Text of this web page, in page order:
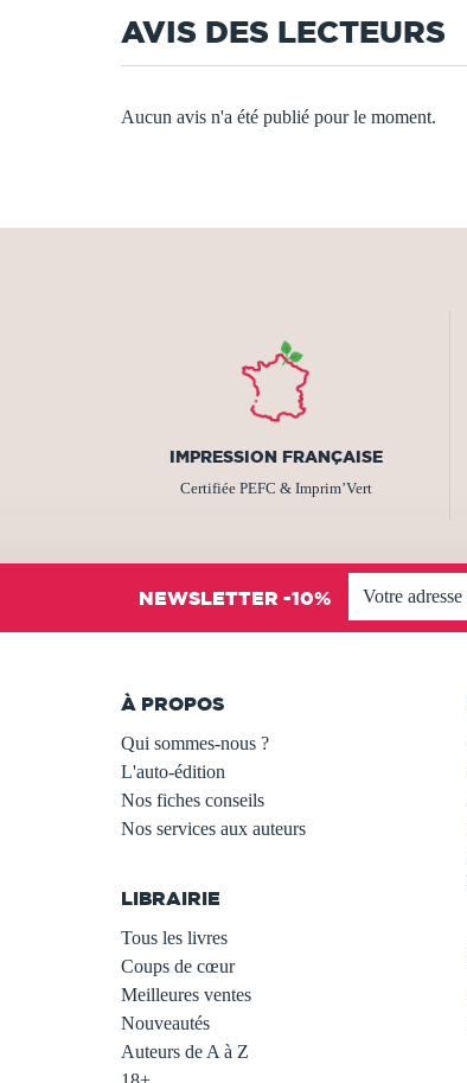
AVIS DES LECTEURS
Aucun avis n'a été publié pour le moment.
IMPRESSION FRANÇAISE
Certifiée PEFC & Imprim’Vert
NEWSLETTER -10%
À PROPOS
Qui sommes-nous ?
L'auto-édition
Nos fiches conseils
Nos services aux auteurs
LIBRAIRIE
Tous les livres
Coups de cœur
Meilleures ventes
Nouveautés
Auteurs de A à Z